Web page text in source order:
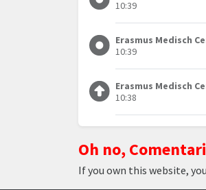
10:39
Erasmus Medisch
10:39
Erasmus Medisch
10:38
Oh no,
If you own this website,